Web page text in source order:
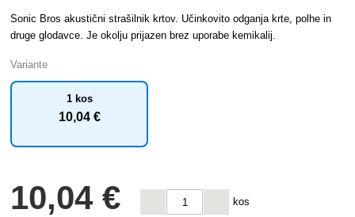
Sonic Bros akustični strašilnik krtov. Učinkovito odganja krte, polhe in
druge glodavce. Je okolju prijazen brez uporabe kemikalij.
Variante
1 kos
10,04 €
10,04 € kos